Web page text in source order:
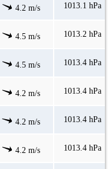
4.2 m/s 1013.1 hPa
4.5 m/s 1013.2 hPa
4.5 m/s 1013.4 hPa
4.2 m/s 1013.4 hPa
4.2 m/s 1013.4 hPa
4.2 m/s 1013.4 hPa